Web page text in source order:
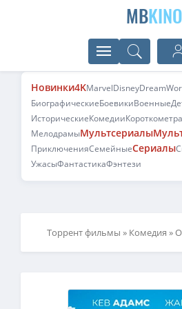
MBKINO
Новинки4KMarvelDisney
БиографическиеБоевикиВоенные
ИсторическиеКомедии
МелодрамыМультсериалы
ПриключенияСемейныеСериалы
УжасыФантастикаФэнтези
Торрент фильмы » Комедия »